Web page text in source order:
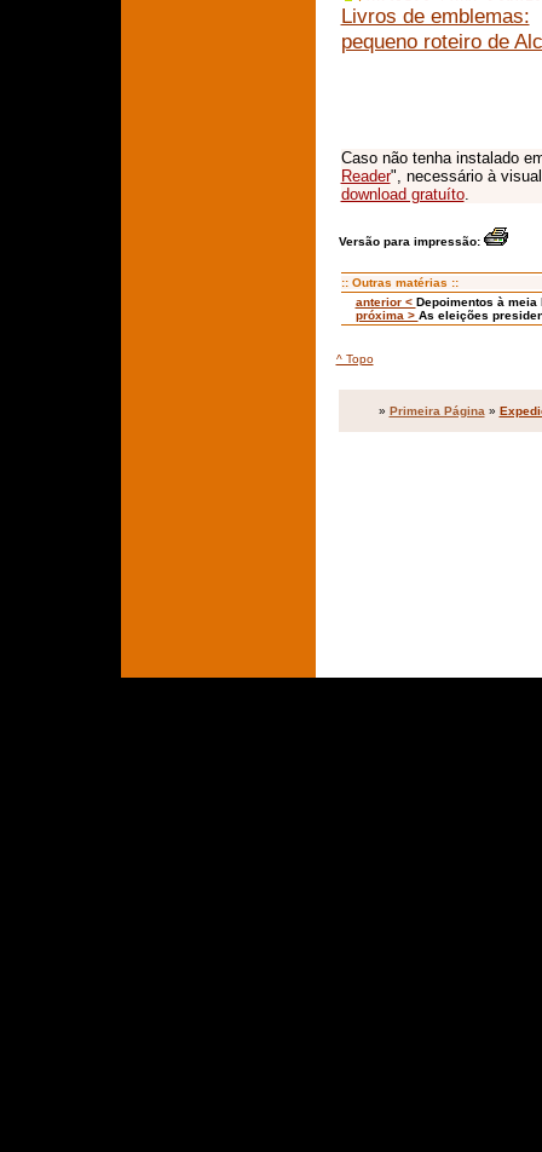
Livros de emblemas:
pequeno roteiro de
Caso não tenha instalado
Reader", necessário à
download gratuíto.
Versão para impressão:
:: Outras matérias ::
anterior < Depoimentos à
próxima > As eleições
^ Topo
» Primeira Página »